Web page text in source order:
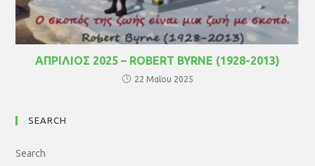
ΑΠΡΙΛΙΟΣ 2025 – ROBERT BYRNE (1928-2013)
22 Μαΐου 2025
SEARCH